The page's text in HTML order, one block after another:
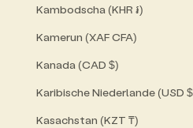
Kambodscha (KHR ៛)
Kamerun (XAF CFA)
Kanada (CAD $)
Karibische Niederlande (USD
Kasachstan (KZT ₸)